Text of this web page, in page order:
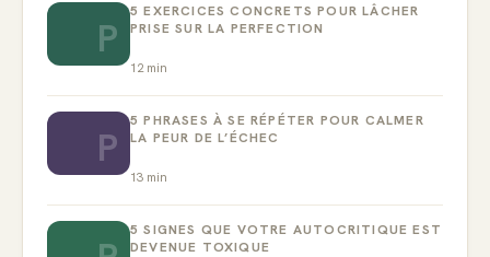
P
5 EXERCICES CONCRETS POUR LÂCHER
PRISE SUR LA PERFECTION
12 min
P
5 PHRASES À SE RÉPÉTER POUR CALMER
LA PEUR DE L’ÉCHEC
13 min
5 SIGNES QUE VOTRE AUTOCRITIQUE EST
DEVENUE TOXIQUE